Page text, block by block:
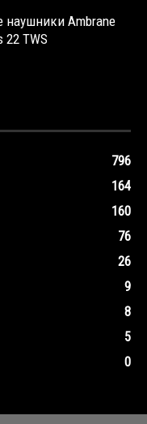
Ambrane
22 TWS
796
164
160
76
26
9
8
5
0